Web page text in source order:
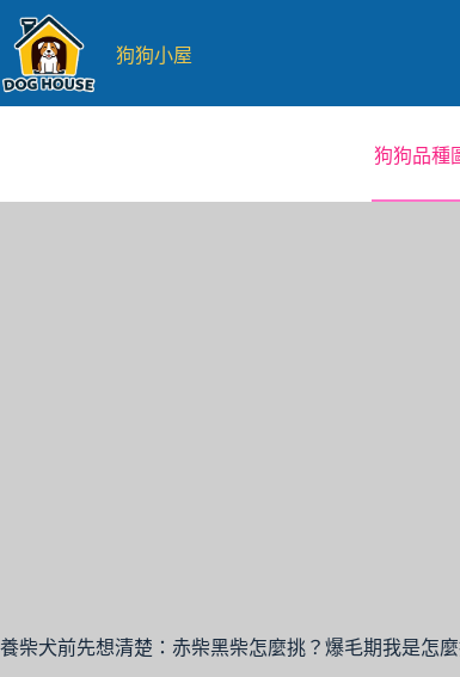
至
狗狗小屋
狗狗品種
養柴犬前先想清楚：赤柴黑柴怎麼挑？爆毛期我是怎